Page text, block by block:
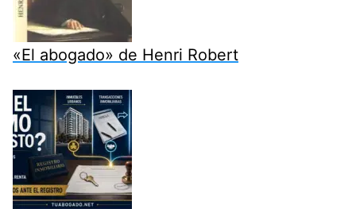
«El abogado» de Henri Robert